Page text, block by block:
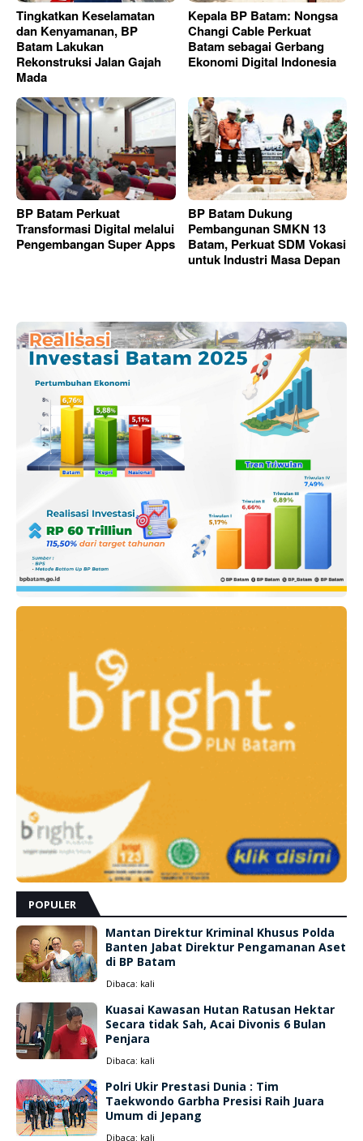
Tingkatkan Keselamatan
dan Kenyamanan, BP
Batam Lakukan
Rekonstruksi Jalan Gajah
Mada
Kepala BP Batam: Nongsa
Changi Cable Perkuat
Batam sebagai Gerbang
Ekonomi Digital Indonesia
BP Batam Perkuat
Transformasi Digital melalui
Pengembangan Super Apps
BP Batam Dukung
Pembangunan SMKN 13
Batam, Perkuat SDM Vokasi
untuk Industri Masa Depan
POPULER
Mantan Direktur Kriminal Khusus Polda
Banten Jabat Direktur Pengamanan Aset
di BP Batam
Dibaca: kali
Kuasai Kawasan Hutan Ratusan Hektar
Secara tidak Sah, Acai Divonis 6 Bulan
Penjara
Dibaca: kali
Polri Ukir Prestasi Dunia : Tim
Taekwondo Garbha Presisi Raih Juara
Umum di Jepang
Dibaca: kali